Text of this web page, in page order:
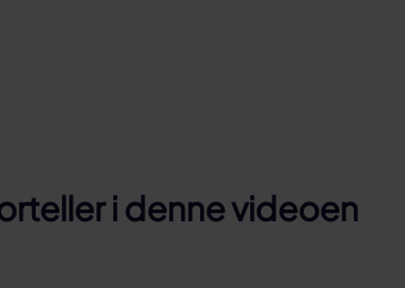
i denne videoen